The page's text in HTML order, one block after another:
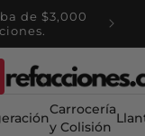
de $3,000
Carrocería
y Colisión